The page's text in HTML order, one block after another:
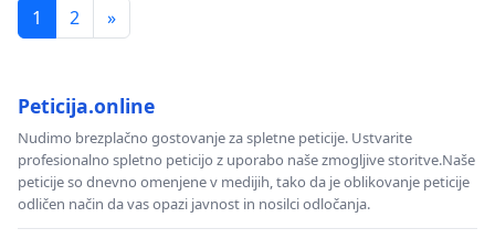
1 2 »
Peticija.online
Nudimo brezplačno gostovanje za spletne peticije. Ustvarite
profesionalno spletno peticijo z uporabo naše zmogljive storitve.Naše
peticije so dnevno omenjene v medijih, tako da je oblikovanje peticije
odličen način da vas opazi javnost in nosilci odločanja.